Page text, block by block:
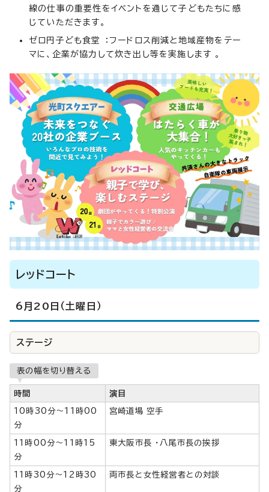
線の仕事の重要性をイベントを通じて子どもたちに感
じていただきます。
ゼロ円子ども食堂 ：フードロス削減と地域産物をテー
マに、企業が協力して炊き出し等を実施します 。
レッドコート
6月20日（土曜日）
ステージ
表の幅を切り替える
時間 演目
10時30分～11時00
分
宮崎道場 空手
11時00分～11時15
分
東大阪市長 ・八尾市長の挨拶
11時30分～12時30
分
両市長と女性経営者との対談